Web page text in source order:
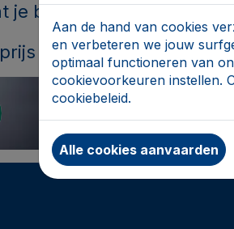
je bestelt
en de betaalwijze
Aan de hand van cookies
en verbeteren we jouw
optimaal functioneren van
cookievoorkeuren instellen.
cookiebeleid.
Alle cookies aanvaarden